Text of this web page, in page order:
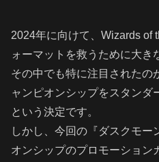
2024年に向けて、Wizards of
ォーマットを救うために大き
その中でも特に注目されたの
ャンピオンシップをスタンダ
という決定です。
しかし、今回の『ダスクモ
オンシップのプロモーション